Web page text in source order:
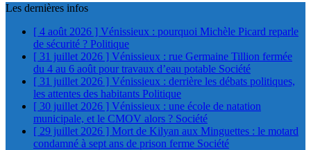
Les dernières infos
[ 4 août 2026 ] Vénissieux : pourquoi Michèle Picard reparle
de sécurité ? Politique
[ 31 juillet 2026 ] Vénissieux : rue Germaine Tillion fermée
du 4 au 6 août pour travaux d’eau potable Société
[ 31 juillet 2026 ] Vénissieux : derrière les débats politiques,
les attentes des habitants Politique
[ 30 juillet 2026 ] Vénissieux : une école de natation
municipale, et le CMOV alors ? Société
[ 29 juillet 2026 ] Mort de Kilyan aux Minguettes : le motard
condamné à sept ans de prison ferme Société